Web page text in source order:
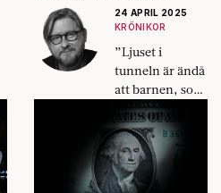
24 APRIL 2025
KRÖNIKOR
”Ljuset i
tunneln är ändå
att barnen, som
varken vill eller
kan bli
journalister
längre, alltid
kommer kunna